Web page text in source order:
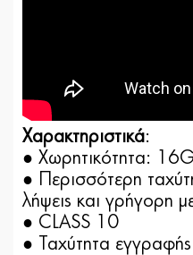
Χαρακτηριστικά:
● Xωρητικότητα:
● Περισσότερη
λήψεις και γρήγορη
● CLASS 10
● Ταχύτητα